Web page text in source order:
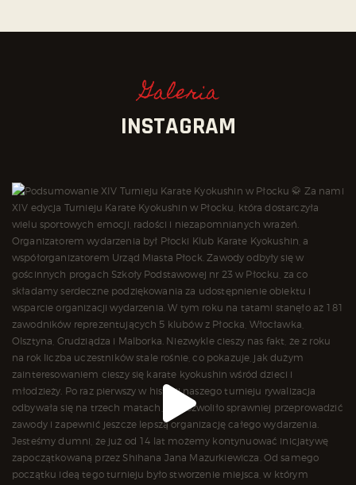
Galeria
INSTAGRAM